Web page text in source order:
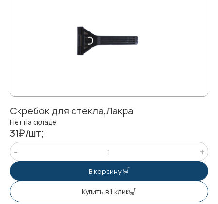
Скребок для стекла,Лакра
Нет на складе
31₽/шт;
В корзину
Купить в 1 клик